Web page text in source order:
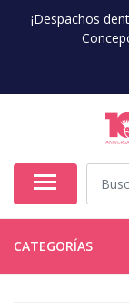
¡Despachos
CATEGORÍAS